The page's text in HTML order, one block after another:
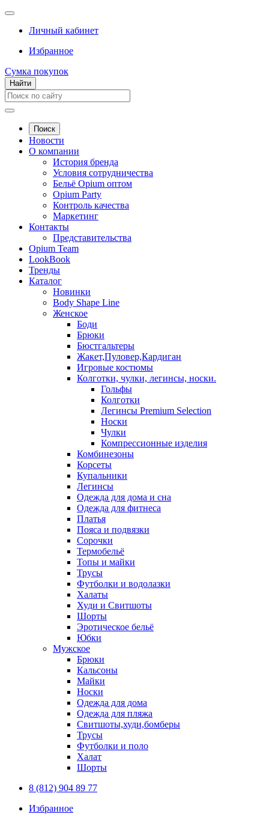
Личный кабинет
Избранное
Сумка покупок
Найти
Поиск
Новости
О компании
История бренда
Условия сотрудничества
Бельё Opium оптом
Opium Party
Контроль качества
Маркетинг
Контакты
Представительства
Opium Team
LookBook
Тренды
Каталог
Новинки
Body Shape Line
Женское
Боди
Брюки
Бюстгальтеры
Жакет,Пуловер,Кардиган
Игровые костюмы
Колготки, чулки, легинсы, носки.
Гольфы
Колготки
Легинсы Premium Selection
Носки
Чулки
Компрессионные изделия
Комбинезоны
Корсеты
Купальники
Легинсы
Одежда для дома и сна
Одежда для фитнеса
Платья
Пояса и подвязки
Сорочки
Термобельё
Топы и майки
Трусы
Футболки и водолазки
Халаты
Худи и Свитшоты
Шорты
Эротическое бельё
Юбки
Мужское
Брюки
Кальсоны
Майки
Носки
Одежда для дома
Одежда для пляжа
Свитшоты,худи,бомберы
Трусы
Футболки и поло
Халат
Шорты
8 (812) 904 89 77
Избранное